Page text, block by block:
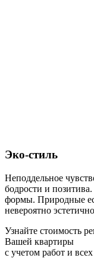
Эко-стиль
Неподдельное
бодрости и
формы. Природные
невероятно
Узнайте стоимость
Вашей квартиры
с учетом работ и